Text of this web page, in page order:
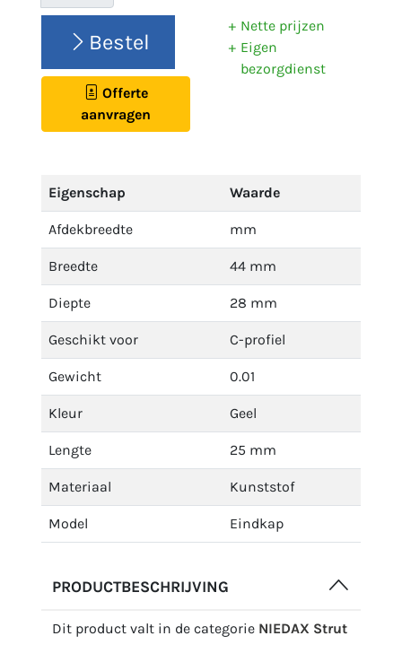
Bestel
Offerte
aanvragen
Nette prijzen
Eigen
bezorgdienst
Eigenschap Waarde
Afdekbreedte mm
Breedte 44 mm
Diepte 28 mm
Geschikt voor C-profiel
Gewicht 0.01
Kleur Geel
Lengte 25 mm
Materiaal Kunststof
Model Eindkap
PRODUCTBESCHRIJVING
Dit product valt in de categorie NIEDAX Strut